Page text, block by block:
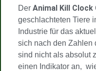
Der Animal Kill Clock
geschlachteten Tiere
Industrie für das
sich nach den Zahlen
sind nicht als absolut
einen Indikator an,